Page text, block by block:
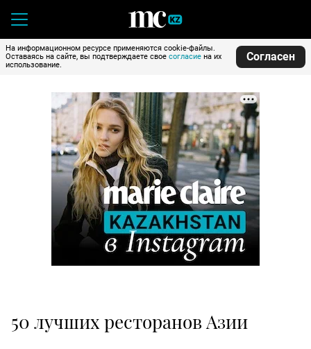
На информационном ресурсе применяются cookie-файлы.
Оставаясь на сайте, вы подтверждаете свое согласие на их
использование.
Согласен
50 лучших ресторанов Азии